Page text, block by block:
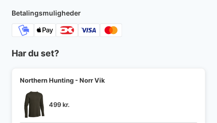
1.550 kr..
Betalingsmuligheder
Har du set?
Northern Hunting - Norr Vik
499kr.